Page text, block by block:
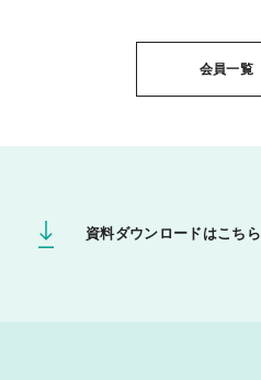
会員一覧
資料ダウンロードはこちら